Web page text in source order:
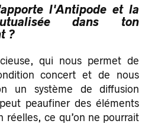
l'Antipode et la
dans ton
?
qui nous permet de
concert et de nous
un système de diffusion
peaufiner des éléments
réelles, ce qu’on ne pourrait